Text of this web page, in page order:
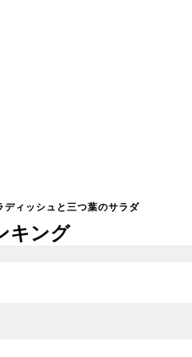
ディッシュと三つ葉のサラダ
キング